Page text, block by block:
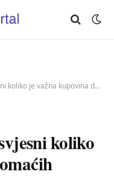
važna kupovina domaćih proizvoda
koliko